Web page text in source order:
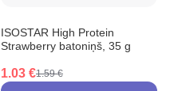
ISOSTAR High Protein
Strawberry batoniņš, 35 g
1.03 €1.59 €